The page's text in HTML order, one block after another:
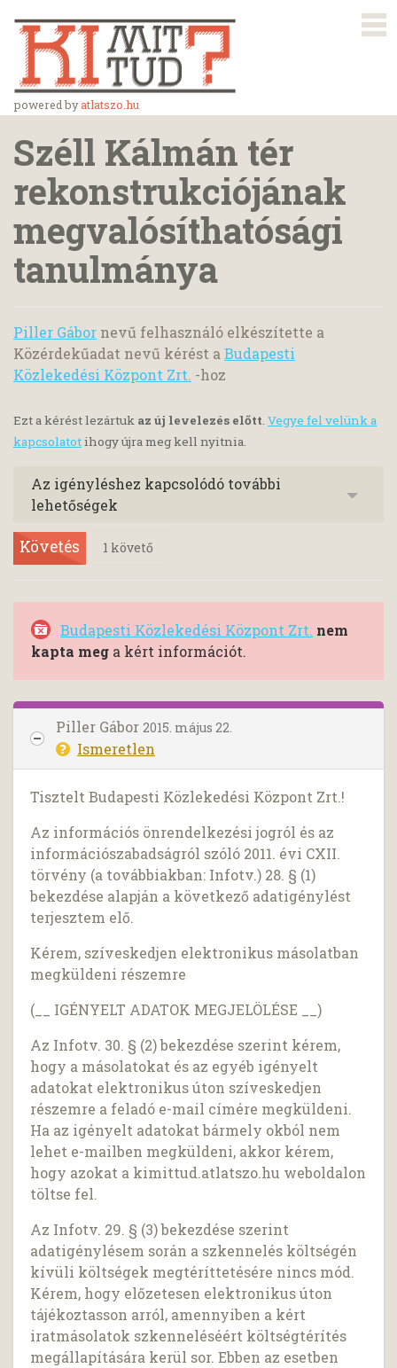
powered byatlatszo.hu
Széll Kálmán tér
rekonstrukciójának
megvalósíthatósági
tanulmánya
Piller Gábor nevű felhasználó elkészítette a
Közérdekűadat nevű kérést a Budapesti
Közlekedési Központ Zrt. -hoz
Ezt a kérést lezártuk az új levelezés előtt. Vegye fel velünk a
kapcsolatotihogy újra meg kell nyitnia.
Az igényléshez kapcsolódó további
lehetőségek
Követés 1 követő
Budapesti Közlekedési Központ Zrt. nem
kapta meg a kért információt.
Piller Gábor 2015. május 22.
Ismeretlen
Tisztelt Budapesti Közlekedési Központ Zrt.!
Az információs önrendelkezési jogról és az
információszabadságról szóló 2011. évi CXII.
törvény (a továbbiakban: Infotv.) 28. § (1)
bekezdése alapján a következő adatigénylést
terjesztem elő.
Kérem, szíveskedjen elektronikus másolatban
megküldeni részemre
(__ IGÉNYELT ADATOK MEGJELÖLÉSE __)
Az Infotv. 30. § (2) bekezdése szerint kérem,
hogy a másolatokat és az egyéb igényelt
adatokat elektronikus úton szíveskedjen
részemre a feladó e-mail címére megküldeni.
Ha az igényelt adatokat bármely okból nem
lehet e-mailben megküldeni, akkor kérem,
hogy azokat a kimittud.atlatszo.hu weboldalon
töltse fel.
Az Infotv. 29. § (3) bekezdése szerint
adatigénylésem során a szkennelés költségén
kívüli költségek megtéríttetésére nincs mód.
Kérem, hogy előzetesen elektronikus úton
tájékoztasson arról, amennyiben a kért
iratmásolatok szkenneléséért költségtérítés
megállapítására kerül sor. Ebben az esetben